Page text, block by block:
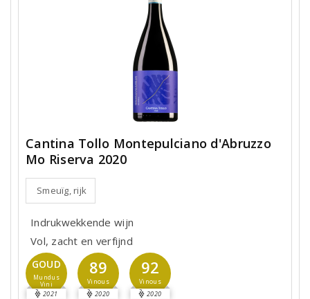
Cantina Tollo Montepulciano d'Abruzzo
Mo Riserva 2020
Smeuïg, rijk
Indrukwekkende wijn
Vol, zacht en verfijnd
GOUD
Mundus
Vini
2021
89
Vinous
2020
92
Vinous
2020